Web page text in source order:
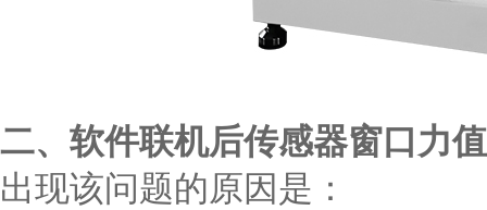
二、软件联机后传感器窗口力
出现该问题的原因是：